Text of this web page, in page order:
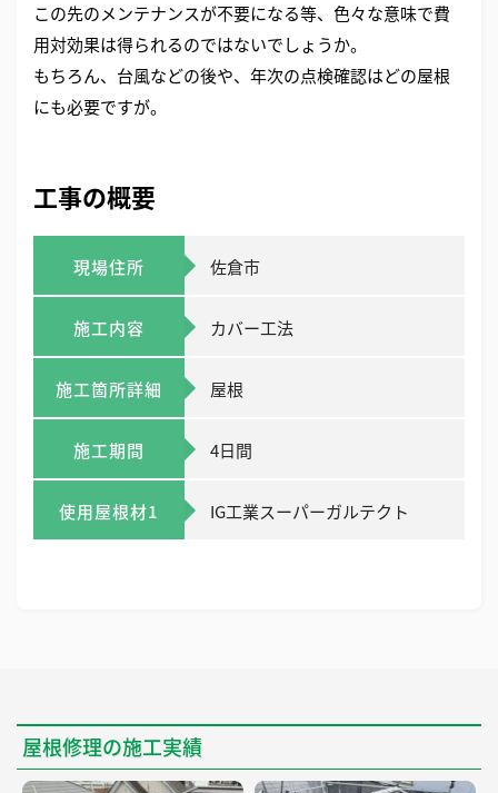
この先のメンテナンスが不要になる等、色々な意味で費
用対効果は得られるのではないでしょうか。
もちろん、台風などの後や、年次の点検確認はどの屋根
にも必要ですが。
工事の概要
現場住所 佐倉市
施工内容 カバー工法
施工箇所詳細 屋根
施工期間 4日間
使用屋根材1 IG工業スーパーガルテクト
屋根修理の施工実績